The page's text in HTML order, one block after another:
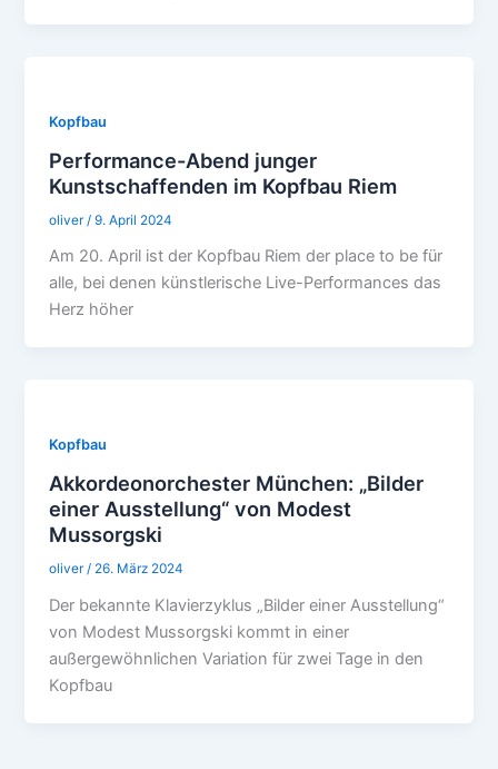
Kopfbau
Performance-Abend junger
Kunstschaffenden im Kopfbau Riem
oliver /9. April 2024
Am 20. April ist der Kopfbau Riem der place to be für
alle, bei denen künstlerische Live-Performances das
Herz höher
Kopfbau
Akkordeonorchester München: „Bilder
einer Ausstellung“ von Modest
Mussorgski
oliver/ 26. März 2024
Der bekannte Klavierzyklus „Bilder einer Ausstellung“
von Modest Mussorgski kommt in einer
außergewöhnlichen Variation für zwei Tage in den
Kopfbau